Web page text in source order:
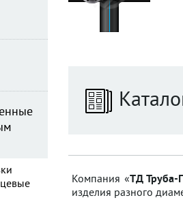
Компания «ТД Труба-
изделия разного